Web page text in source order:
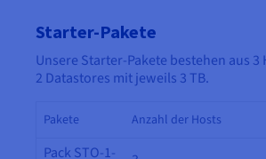
Starter-Pakete
Unsere Starter-Pakete bestehen aus 3
2 Datastores mit jeweils 3 TB.
Pakete Anzahl der Hosts
Pack STO-1-